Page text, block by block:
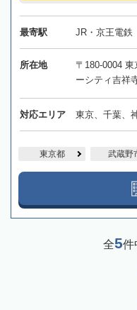
最寄駅 JR・京王電鉄
所在地
〒180-0004
ーシティ吉祥
対応エリア 東京、千葉、
東京都 武蔵野
全5件